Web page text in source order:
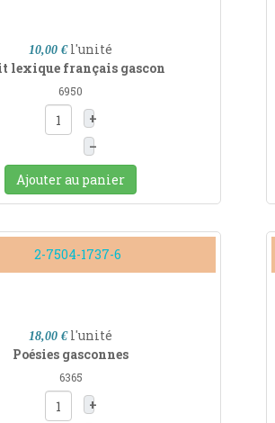
10,00 € l'unité
lexique français gascon
6950
+
–
Ajouter au panier
18,00 € l'unité
Poésies gasconnes
6365
+